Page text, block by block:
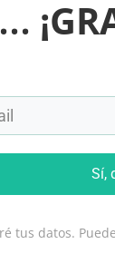
Sí,
tus datos.